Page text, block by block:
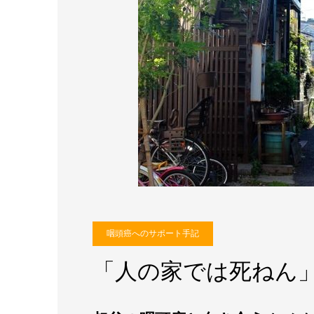
咽頭癌へのサポート手記
「人の家では死ねん